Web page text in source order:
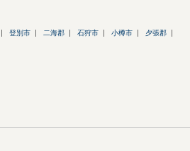
登別市 二海郡 石狩市 小樽市 夕張郡